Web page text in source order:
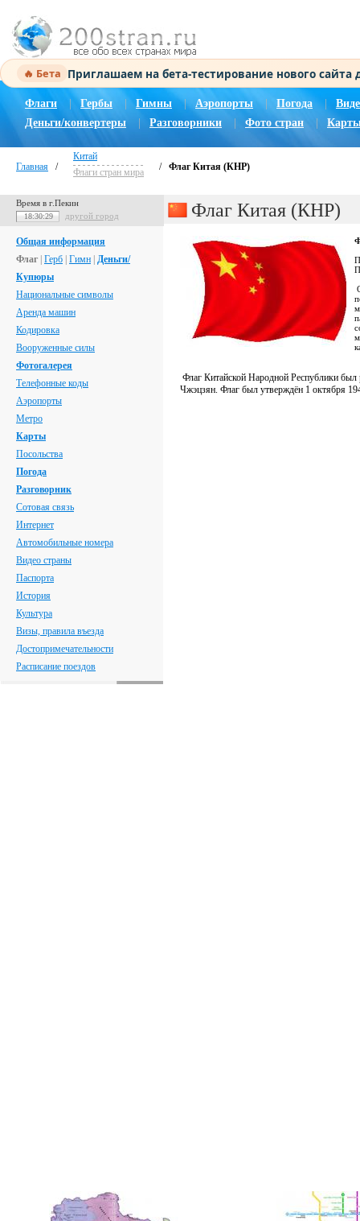
🔥 Бета Приглашаем на бета-тестирование нового
Флаги Гербы Гимны | Аэропорты Погода |
Деньги/конвертеры
Разговорники Фото стран
Главная /
Китай
Флаги стран мира
/ Флаг Китая (КНР)
Время в г.Пекин
18:30:29 другой город
Общая информация
Флаг Герб Гимн Деньги/
Купюры
Национальные символы
Аренда машин
Кодировка
Вооруженные силы
Фотогалерея
Телефонные коды
Аэропорты
Метро
Карты
Посольства
Погода
Разговорник
Сотовая связь
Интернет
Автомобильные номера
Видео страны
Паспорта
История
Культура
Визы, правила въезда
Достопримечательности
Расписание поездов
Флаг Китая (КНР)
Флаг Китайской Народной Республики
Чжэцзян. Флаг был утверждён 1 октября